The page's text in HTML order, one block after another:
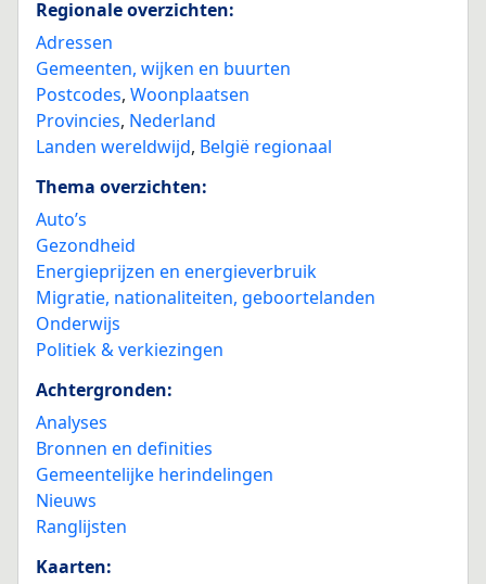
Regionale overzichten:
Adressen
Gemeenten, wijken en buurten
Postcodes, Woonplaatsen
Provincies, Nederland
Landen wereldwijd, België regionaal
Thema overzichten:
Auto’s
Gezondheid
Energieprijzen en energieverbruik
Migratie, nationaliteiten, geboortelanden
Onderwijs
Politiek & verkiezingen
Achtergronden:
Analyses
Bronnen en definities
Gemeentelijke herindelingen
Nieuws
Ranglijsten
Kaarten: